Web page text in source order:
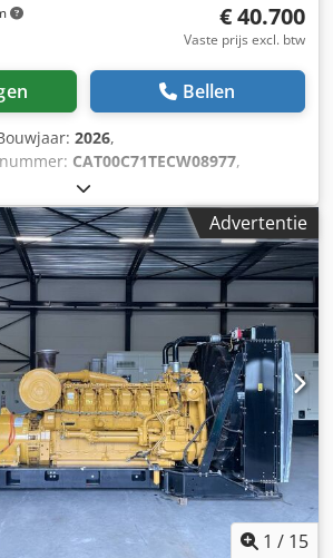
€ 40.700
Vaste prijs excl. btw
Bellen
2026,
CAT00C71TECW08977,
, motorfabrikant:
2.238 kg
220 kVA Afmetingen laadruimte: 352 x
Thn Uox Abmeck CE-markering: ja
l Land van productie: VK Neem
DPX voor meer informatie. = Overige
= - Accu - Bedieningspaneel - Stalen
Advertentie
1 / 15